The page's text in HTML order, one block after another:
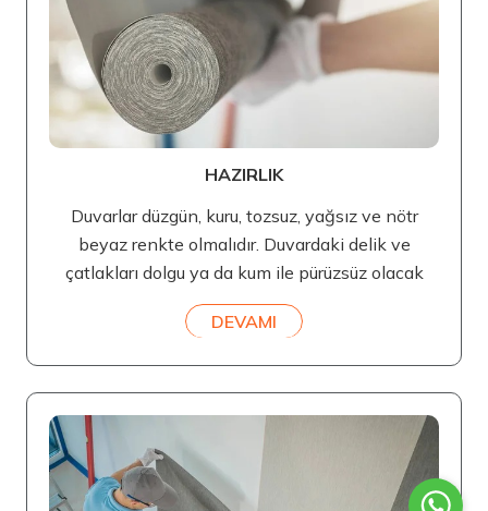
HAZIRLIK
Duvarlar düzgün, kuru, tozsuz, yağsız ve nötr
beyaz renkte olmalıdır. Duvardaki delik ve
çatlakları dolgu ya da kum ile pürüzsüz olacak
DEVAMI